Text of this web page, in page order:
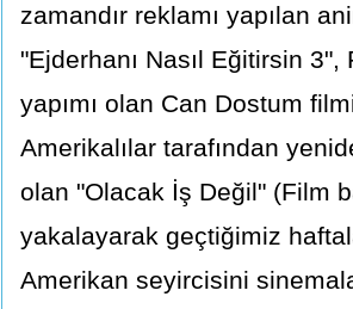
zamandır reklamı yapılan
"Ejderhanı Nasıl Eğitirsin 3",
yapımı olan Can Dostum
Amerikalılar tarafından
olan "Olacak İş Değil" (Film
yakalayarak geçtiğimiz
Amerikan seyircisini